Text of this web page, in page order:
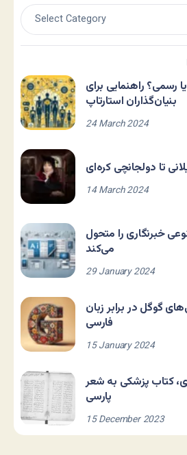
راهنمایی برای
بنیان‌گذاران استارتاپ
24 March 2024
تا دولجانچی کره‌ای
14 March 2024
خبرنگاری را متحول
می‌کند
29 January 2024
گوگل در برابر زبان
فارسی
15 January 2024
کتاب پزشکی به شعر
پارسی
15 December 2023